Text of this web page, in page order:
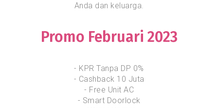
Anda dan keluarga.
Promo Februari 2023
- KPR Tanpa DP 0%
- Cashback 10 Juta
- Free Unit AC
- Smart Doorlock